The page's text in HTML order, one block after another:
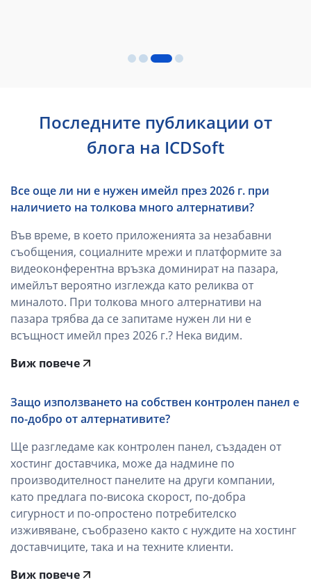
Последните публикации от
блога на ICDSoft
Все още ли ни е нужен имейл през 2026 г. при
наличието на толкова много алтернативи?
Във време, в което приложенията за незабавни
съобщения, социалните мрежи и платформите за
видеоконферентна връзка доминират на пазара,
имейлът вероятно изглежда като реликва от
миналото. При толкова много алтернативи на
пазара трябва да се запитаме нужен ли ни е
всъщност имейл през 2026 г.? Нека видим.
Виж повече
Защо използването на собствен контролен панел е
по-добро от алтернативите?
Ще разгледаме как контролен панел, създаден от
хостинг доставчика, може да надмине по
производителност панелите на други компании,
като предлага по-висока скорост, по-добра
сигурност и по-опростено потребителско
изживяване, съобразено както с нуждите на хостинг
доставчиците, така и на техните клиенти.
Виж повече